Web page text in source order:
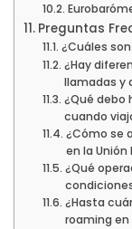
Preguntas
¿Cuáles
¿Hay
llamadas y
¿Qué debo
cuando
¿Cómo se
en la Unión
¿Qué
¿Hasta
roaming en